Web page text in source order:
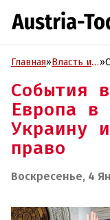
Главная»Власть и
»
События
Европа в
Украину
право
Воскресенье, 4